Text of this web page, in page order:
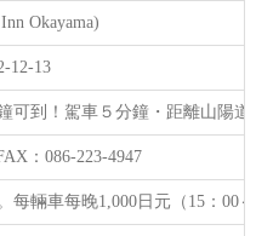
Okayama)
12-13
可到！駕車５分鐘・距離山陽
：086-223-4947
每輛車每晚1,000日元（15：